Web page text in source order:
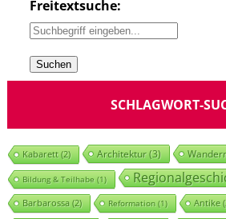
Freitextsuche:
SCHLAGWORT-
Kabarett(2) Architektur(3)
Bildung & Teilhabe(1)
Barbarossa(2) Reformation(1) Antike